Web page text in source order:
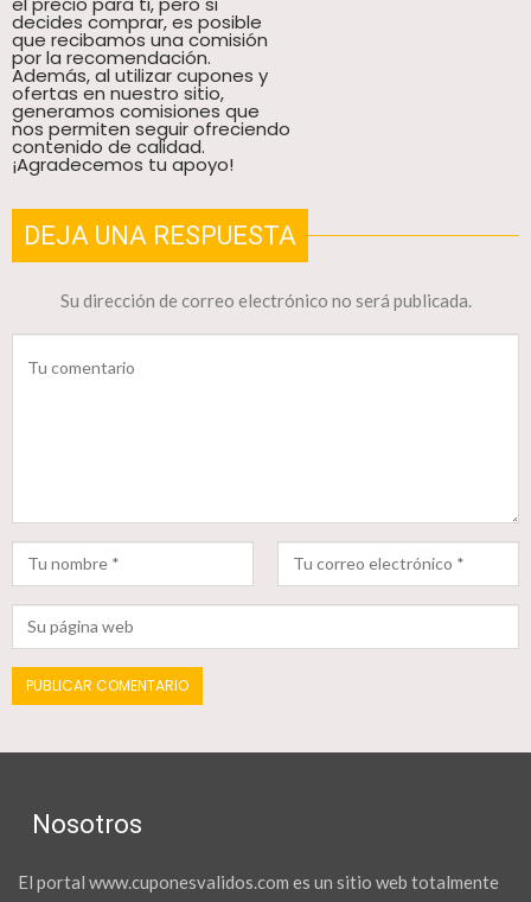
decides comprar, es posible
que recibamos una comisión
por la recomendación.
Además, al utilizar cupones y
ofertas en nuestro sitio,
generamos comisiones que
nos permiten seguir ofreciendo
contenido de calidad.
¡Agradecemos tu apoyo!
DEJA UNA RESPUESTA
Su dirección de correo electrónico no será publicada.
Nosotros
El portal www.cuponesvalidos.com es un sitio web totalmente